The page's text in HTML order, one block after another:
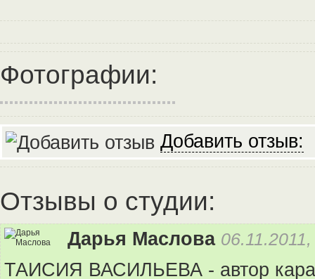
Фотографии:
Добавить отзыв:
Отзывы о студии:
Дарья Маслова
ТАИСИЯ ВАСИЛЬЕВА - автор